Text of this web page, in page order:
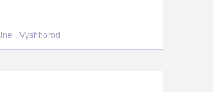
Vyshhorod